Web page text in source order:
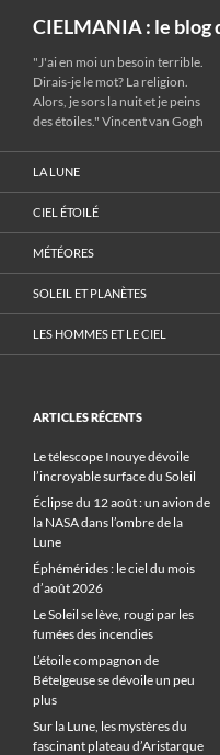
CIELMANIA : le blog
"J'ai en moi un besoin terrible.
Dirais-je le mot? La religion.
Alors, je sors la nuit et je peins
des étoiles." Vincent van Gogh
LA LUNE
CIEL ÉTOILÉ
MÉTÉORES
SOLEIL ET PLANÈTES
LES HOMMES ET LE CIEL
ARTICLES RÉCENTS
Le télescope Inouye dévoile
l’incroyable surface du Soleil
Éclipse du 12 août : un avion de
la NASA dans l’ombre de la
Lune
Éphémérides : le ciel du mois
d’août 2026
Le Soleil se lève, rougi par les
fumées des incendies
L’étoile compagnon de
Bételgeuse se dévoile un peu
plus
Sur la Lune, les mystères du
fascinant plateau d’Aristarque